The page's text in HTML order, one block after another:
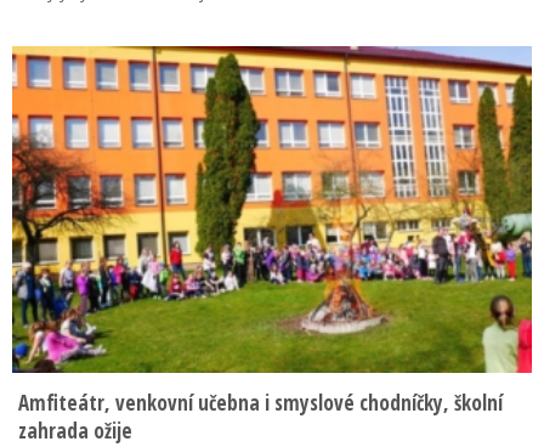
Amfiteátr, venkovní učebna i smyslové chodníčky, školní
zahrada ožije